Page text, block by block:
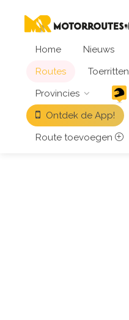
Home
Nieuws
Routes
Toerritten
Provincies
Ontdek de App!
Route toevoegen